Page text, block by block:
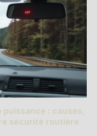
puissance : causes,
sécurité routière